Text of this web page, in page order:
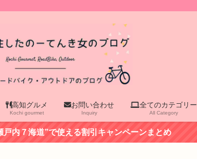
高知グルメ
Kochi gourmet
お問い合わせ
Inquiry
全てのカテゴリー
All Category
戸内７海道”で使える割引キャンペーンまとめ